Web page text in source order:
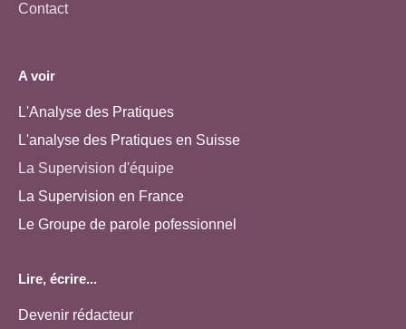
Contact
A voir
L'Analyse des Pratiques
L'analyse des Pratiques en Suisse
La Supervision d'équipe
La Supervision en France
Le Groupe de parole pofessionnel
Lire, écrire...
Devenir rédacteur